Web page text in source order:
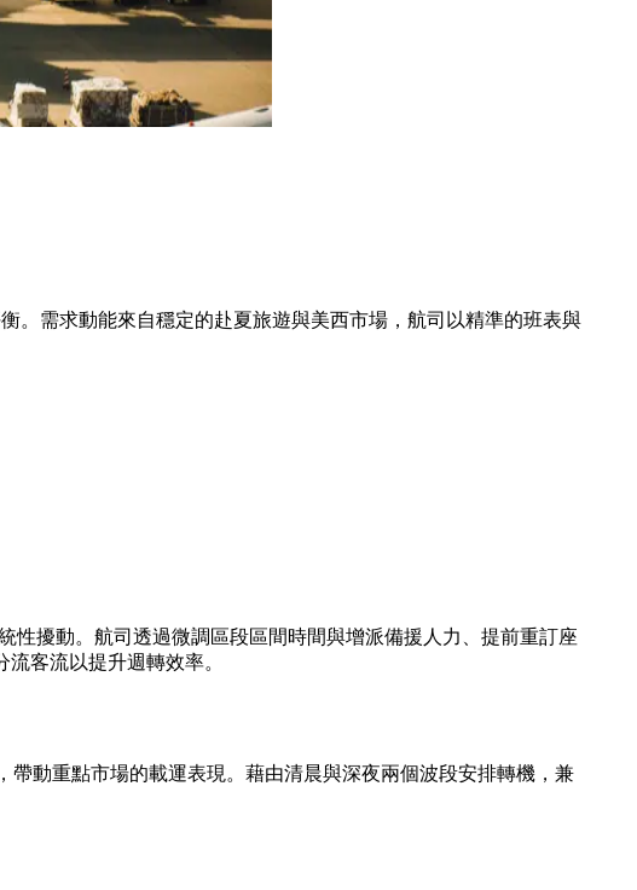
。需求動能來自穩定的赴夏旅遊與美西市場，航司以精準的班表與
性擾動。航司透過微調區段區間時間與增派備援人力、提前重訂座
客流以提升週轉效率。
動重點市場的載運表現。藉由清晨與深夜兩個波段安排轉機，兼